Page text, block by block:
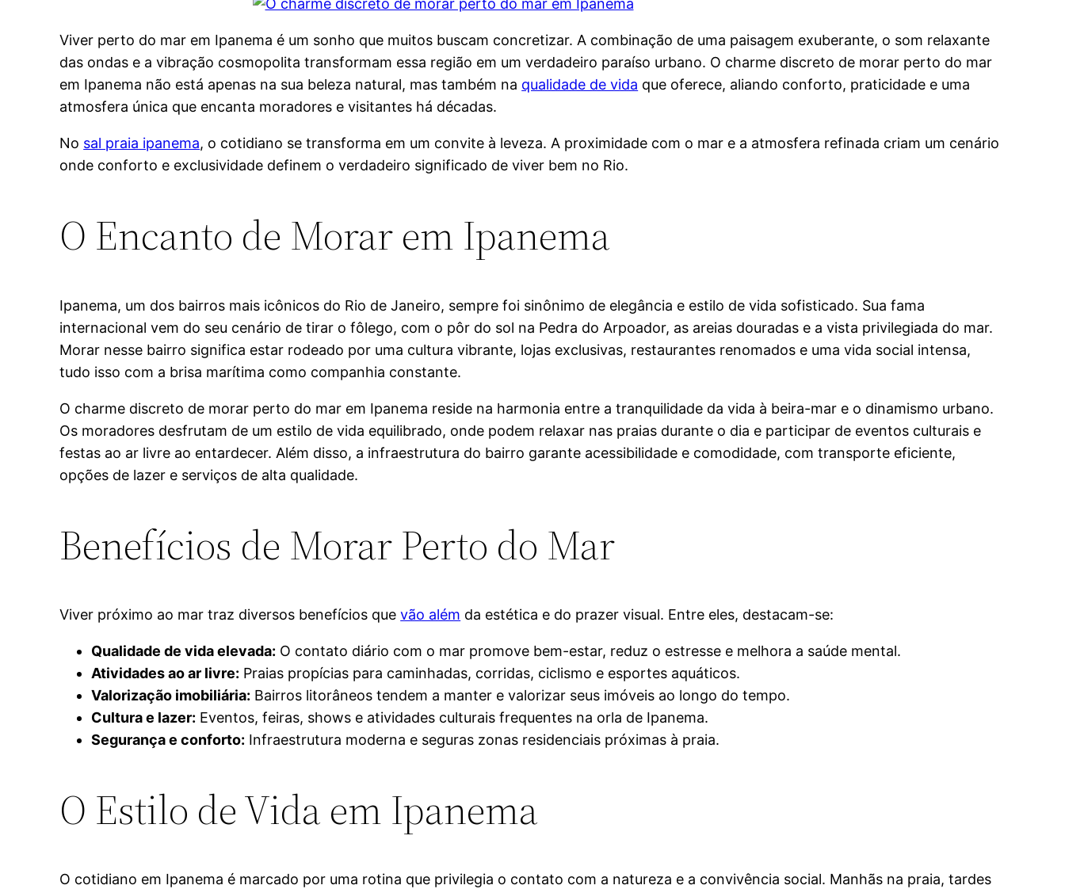
Viver perto do mar em Ipanema é um sonho que muitos buscam concretizar. A combinação de uma paisagem exuberante, o som relaxante
das ondas e a vibração cosmopolita transformam essa região em um verdadeiro paraíso urbano. O charme discreto de morar perto do mar
em Ipanema não está apenas na sua beleza natural, mas também na qualidade de vida que oferece, aliando conforto, praticidade e uma
atmosfera única que encanta moradores e visitantes há décadas.
No sal praia ipanema, o cotidiano se transforma em um convite à leveza. A proximidade com o mar e a atmosfera refinada criam um cenário
onde conforto e exclusividade definem o verdadeiro significado de viver bem no Rio.
O Encanto de Morar em Ipanema
Ipanema, um dos bairros mais icônicos do Rio de Janeiro, sempre foi sinônimo de elegância e estilo de vida sofisticado. Sua fama
internacional vem do seu cenário de tirar o fôlego, com o pôr do sol na Pedra do Arpoador, as areias douradas e a vista privilegiada do mar.
Morar nesse bairro significa estar rodeado por uma cultura vibrante, lojas exclusivas, restaurantes renomados e uma vida social intensa,
tudo isso com a brisa marítima como companhia constante.
O charme discreto de morar perto do mar em Ipanema reside na harmonia entre a tranquilidade da vida à beira-mar e o dinamismo urbano.
Os moradores desfrutam de um estilo de vida equilibrado, onde podem relaxar nas praias durante o dia e participar de eventos culturais e
festas ao ar livre ao entardecer. Além disso, a infraestrutura do bairro garante acessibilidade e comodidade, com transporte eficiente,
opções de lazer e serviços de alta qualidade.
Benefícios de Morar Perto do Mar
Viver próximo ao mar traz diversos benefícios quevão além da estética e do prazer visual. Entre eles, destacam-se:
Qualidade de vida elevada: O contato diário com o mar promove bem-estar, reduz o estresse e melhora a saúde mental.
Atividades ao ar livre: Praias propícias para caminhadas, corridas, ciclismo e esportes aquáticos.
Valorização imobiliária: Bairros litorâneos tendem a manter e valorizar seus imóveis ao longo do tempo.
Cultura e lazer: Eventos, feiras, shows e atividades culturais frequentes na orla de Ipanema.
Segurança e conforto: Infraestrutura moderna e seguras zonas residenciais próximas à praia.
O Estilo de Vida em Ipanema
O cotidiano em Ipanema é marcado por uma rotina que privilegia o contato com a natureza e a convivência social. Manhãs na praia, tardes